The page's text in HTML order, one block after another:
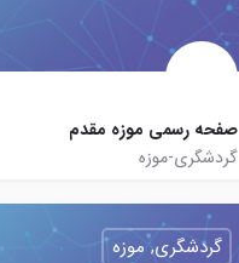
صفحه رسمی موزه مقدم
گردشگری-موزه
http://museums.ut.ac.ir/mm
گردشگری, موزه